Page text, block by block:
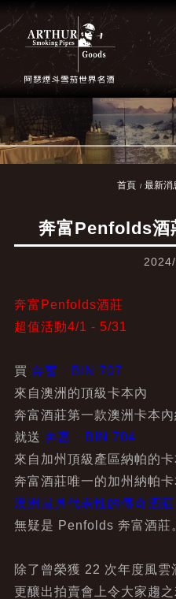
首頁 最新消
奔富Penfolds酒
奔富Penfolds酒莊
超值活動4/1 - 5/31
買 奔富－BIN 707
來自澳洲的頂級卡本內
奔富酒莊第一款澳洲卡本
就送 奔富－BIN 704
來自加州頂級產區納帕的卡
奔富酒莊唯一的加州納帕
澳洲最具代表性的傳奇酒莊
無疑是 Penfolds 奔富酒莊
除了曾榮獲 22 次年度風雲
更釀出拍賣會上令大家趨